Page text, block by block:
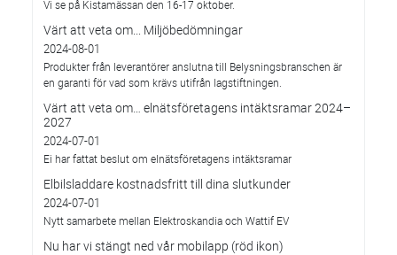
Vi se på Kistamässan den 16-17 oktober.
Värt att veta om... Miljöbedömningar
2024-08-01
Produkter från leverantörer anslutna till Belysningsbranschen är
en garanti för vad som krävs utifrån lagstiftningen.
Värt att veta om… elnätsföretagens intäktsramar 2024–
2027
2024-07-01
Ei har fattat beslut om elnätsföretagens intäktsramar
Elbilsladdare kostnadsfritt till dina slutkunder
2024-07-01
Nytt samarbete mellan Elektroskandia och Wattif EV
Nu har vi stängt ned vår mobilapp (röd ikon)